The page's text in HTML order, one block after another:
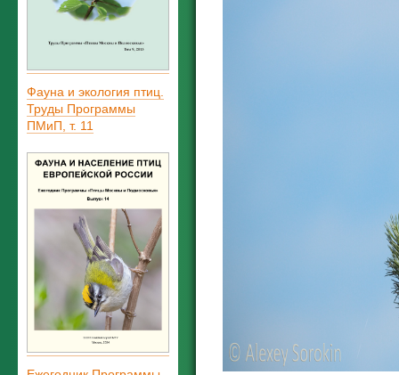
Фауна и экология птиц.
Труды Программы
ПМиП, т. 11